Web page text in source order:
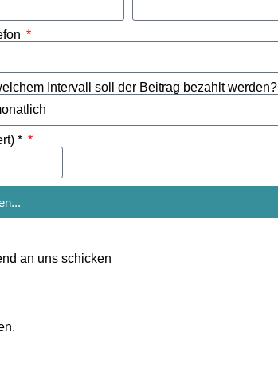
Intervall soll der Beitrag bezahlt werden?
*
an uns schicken